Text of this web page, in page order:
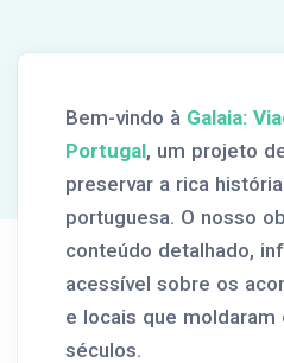
Bem-vindo à Galaia:
Portugal, um projeto
preservar a rica
portuguesa. O nosso
conteúdo detalhado,
acessível sobre os
e locais que
séculos.